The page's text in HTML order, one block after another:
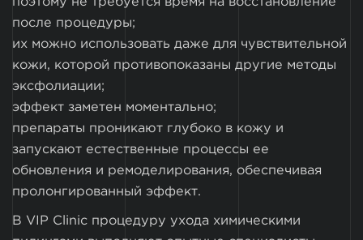
после процедуры;
их можно использовать даже для чувствительной
кожи, которой противопоказаны другие методы
эксфолиации;
эффект заметен моментально;
препараты проникают глубоко в кожу и
запускают естественные процессы ее
обновления и ремоделирования, обеспечивая
пролонгированный эффект.
В VIP Clinic процедуру ухода химическими